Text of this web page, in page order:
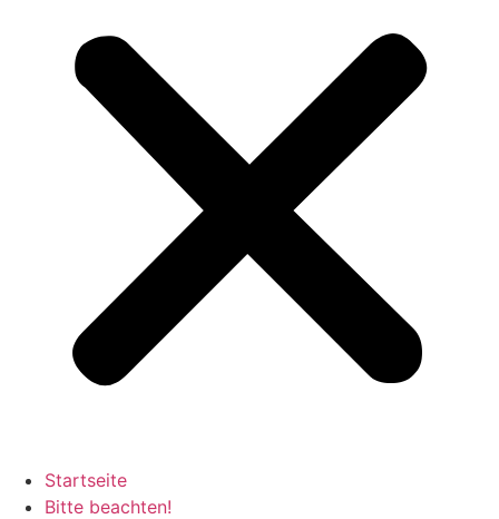
Startseite
Bitte beachten!